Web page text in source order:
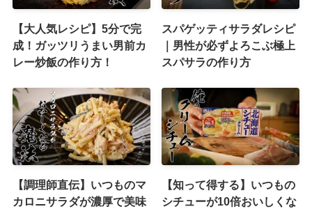
【大人気レシピ】5分で完
成！ガッツリうまい男前カ
レー炒飯の作り方！
スパゲッティサラダレシピ
｜男性が必ずよろこぶ極上
スパサラの作り方
【調理師直伝】いつものマ
カロニサラダが濃厚で美味
【知って得する】いつもの
シチューが10倍おいしくな